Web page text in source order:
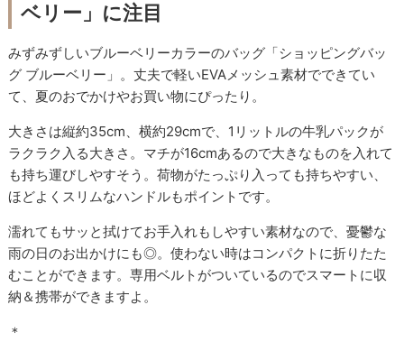
ベリー」に注目
みずみずしいブルーベリーカラーのバッグ「ショッピングバッ
グ ブルーベリー」。丈夫で軽いEVAメッシュ素材でできてい
て、夏のおでかけやお買い物にぴったり。
大きさは縦約35cm、横約29cmで、1リットルの牛乳パックが
ラクラク入る大きさ。マチが16cmあるので大きなものを入れて
も持ち運びしやすそう。荷物がたっぷり入っても持ちやすい、
ほどよくスリムなハンドルもポイントです。
濡れてもサッと拭けてお手入れもしやすい素材なので、憂鬱な
雨の日のお出かけにも◎。使わない時はコンパクトに折りたた
むことができます。専用ベルトがついているのでスマートに収
納＆携帯ができますよ。
＊